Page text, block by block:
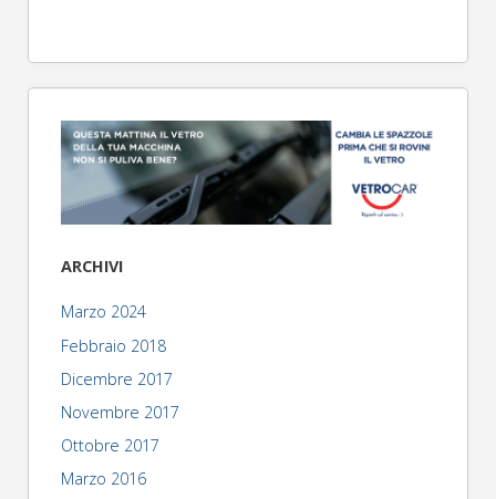
ARCHIVI
Marzo 2024
Febbraio 2018
Dicembre 2017
Novembre 2017
Ottobre 2017
Marzo 2016